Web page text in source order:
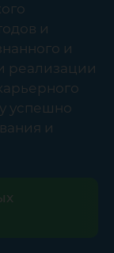
и
и
реализации
успешно
и